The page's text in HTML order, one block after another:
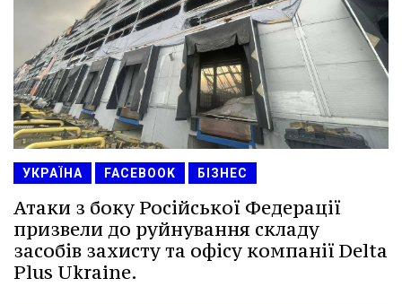
УКРАЇНА FACEBOOK БІЗНЕС
Атаки з боку Російської Федерації
призвели до руйнування складу
засобів захисту та офісу компанії Delta
Plus Ukraine.